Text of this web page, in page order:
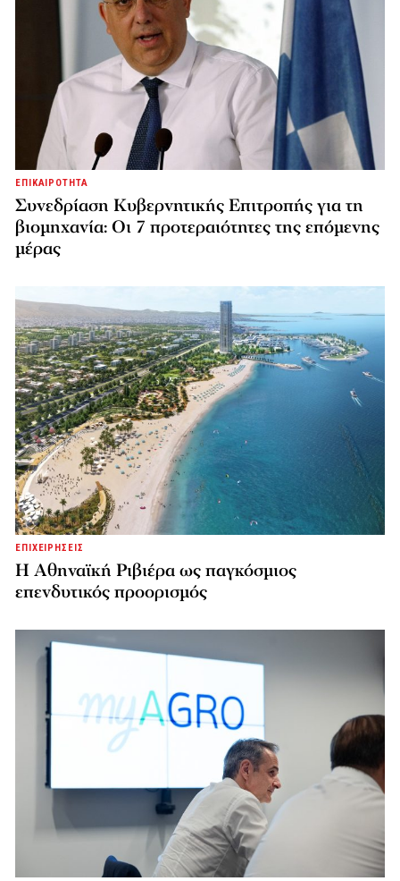
ΕΠΙΚΑΙΡΟΤΗΤΑ
Συνεδρίαση Κυβερνητικής Επιτροπής για τη
βιομηχανία: Οι 7 προτεραιότητες της επόμενης
μέρας
ΕΠΙΧΕΙΡΗΣΕΙΣ
Η Αθηναϊκή Ριβιέρα ως παγκόσμιος
επενδυτικός προορισμός